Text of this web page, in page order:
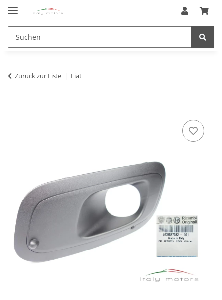
Zurück zur Liste Fiat